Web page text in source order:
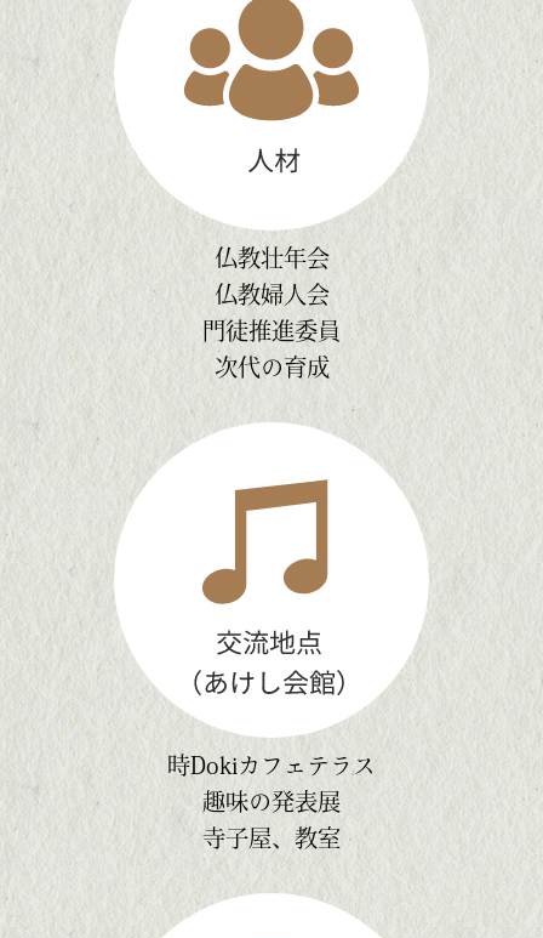
仏教壮年会
仏教婦人会
門徒推進委員
次代の育成
時Dokiカフェテラス
趣味の発表展
寺子屋、教室